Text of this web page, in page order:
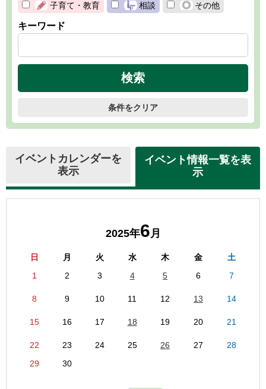
子育て・教育 相談 その他
キーワード
条件をクリア
イベントカレンダーを
表示
イベント情報一覧を表
示
2025年6月
日 月 火 水 木 金
土
1
2 3 4 5 6 7
8 9 10 11 12 13 14
15 16 17 18 19 20 21
22 23 24 25 26 27
28
29
30